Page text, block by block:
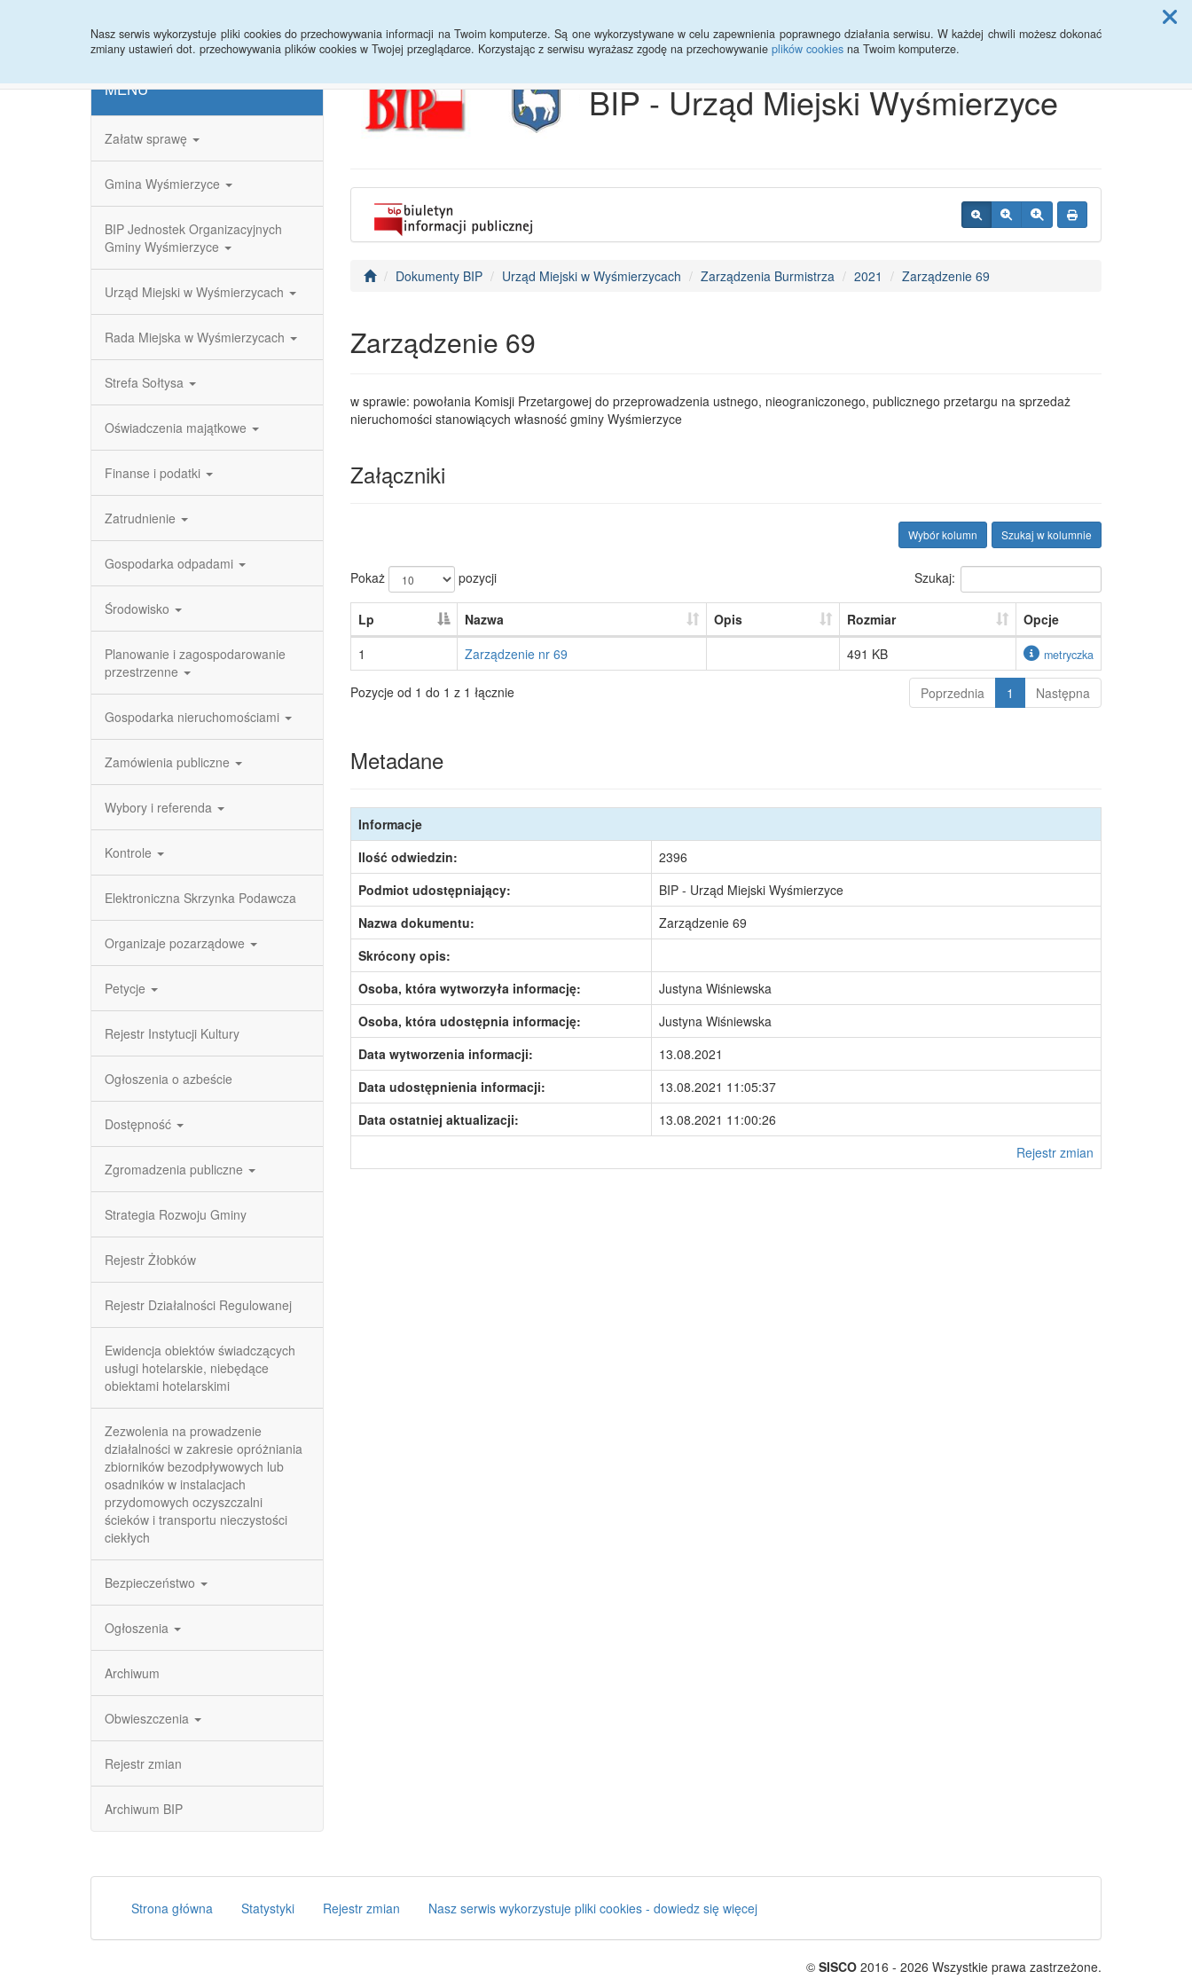
Nasz serwis wykorzystuje pliki cookies do przechowywania informacji na Twoim komputerze. Są one wykorzystywane w celu zapewnienia poprawnego działania serwisu. W każdej chwili możesz dokonać
zmiany ustawień dot. przechowywania plików cookies w Twojej przeglądarce. Korzystając z serwisu wyrażasz zgodę na przechowywanie plików cookies na Twoim komputerze.
Przycisk wyszukaj duży
MENU
Załatw sprawę
Gmina Wyśmierzyce
BIP Jednostek Organizacyjnych
Gminy Wyśmierzyce
Urząd Miejski w Wyśmierzycach
Rada Miejska w Wyśmierzycach
Strefa Sołtysa
Oświadczenia majątkowe
Finanse i podatki
Zatrudnienie
Gospodarka odpadami
Środowisko
Planowanie i zagospodarowanie
przestrzenne
Gospodarka nieruchomościami
Zamówienia publiczne
Wybory i referenda
Kontrole
Elektroniczna Skrzynka Podawcza
Organizaje pozarządowe
Petycje
Rejestr Instytucji Kultury
Ogłoszenia o azbeście
Dostępność
Zgromadzenia publiczne
Strategia Rozwoju Gminy
Rejestr Żłobków
Rejestr Działalności Regulowanej
Ewidencja obiektów świadczących
usługi hotelarskie, niebędące
obiektami hotelarskimi
Zezwolenia na prowadzenie
działalności w zakresie opróżniania
zbiorników bezodpływowych lub
osadników w instalacjach
przydomowych oczyszczalni
ścieków i transportu nieczystości
ciekłych
Bezpieczeństwo
Ogłoszenia
Archiwum
Obwieszczenia
Rejestr zmian
Archiwum BIP
BIP - Urząd Miejski Wyśmierzyce
Dokumenty BIP Urząd Miejski w Wyśmierzycach Zarządzenia Burmistrza 2021 Zarządzenie 69
Zarządzenie 69
w sprawie: powołania Komisji Przetargowej do przeprowadzenia ustnego, nieograniczonego, publicznego przetargu na sprzedaż
nieruchomości stanowiących własność gminy Wyśmierzyce
Załączniki
Szukaj w kolumnie
Wybór kolumn
Pokaż pozycji Szukaj:
Lp Nazwa Opis Rozmiar
Opcje
1
Zarządzenie nr 69 491 KB metryczka
Pozycje od 1 do 1 z 1 łącznie Poprzednia 1 Następna
Metadane
Informacje
Ilość odwiedzin:
2396
Podmiot udostępniający:
BIP - Urząd Miejski Wyśmierzyce
Nazwa dokumentu:
Zarządzenie 69
Skrócony opis:
Osoba, która wytworzyła informację:
Justyna Wiśniewska
Osoba, która udostępnia informację:
Justyna Wiśniewska
Data wytworzenia informacji:
13.08.2021
Data udostępnienia informacji:
13.08.2021 11:05:37
Data ostatniej aktualizacji:
13.08.2021 11:00:26
Rejestr zmian
Strona główna Statystyki Rejestr zmian Nasz serwis wykorzystuje pliki cookies - dowiedz się więcej
© SISCO 2016 - 2026 Wszystkie prawa zastrzeżone.